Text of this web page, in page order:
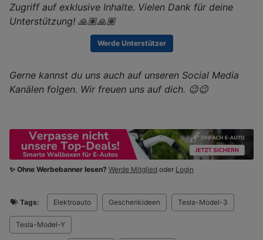
Zugriff auf exklusive Inhalte. Vielen Dank für deine
Unterstützung! 🙏🏽🙏🏽
Werde Unterstützer
Gerne kannst du uns auch auf unseren Social Media
Kanälen folgen. Wir freuen uns auf dich. 😉😉
✨ Ohne Werbebanner lesen? Werde Mitglied oder Login
Tags: Elektroauto Geschenkideen Tesla-Model-3
Tesla-Model-Y